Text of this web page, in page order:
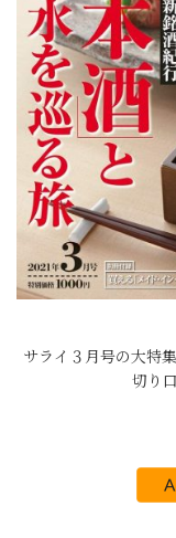
サライ３月号の大特
切り